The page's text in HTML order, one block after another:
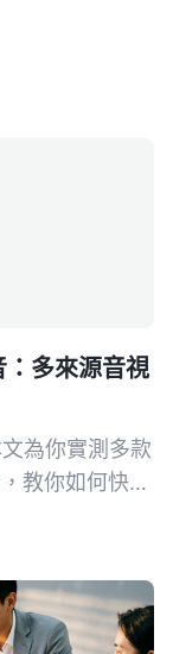
多來源音視
為你實測多款
教你如何快速